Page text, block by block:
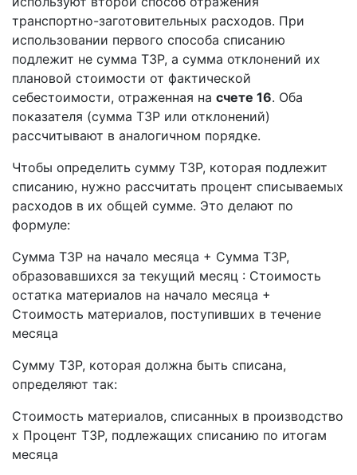
транспортно-заготовительных расходов. При
использовании первого способа списанию
подлежит не сумма ТЗР, а сумма отклонений их
плановой стоимости от фактической
себестоимости, отраженная на счете 16. Оба
показателя (сумма ТЗР или отклонений)
рассчитывают в аналогичном порядке.
Чтобы определить сумму ТЗР, которая подлежит
списанию, нужно рассчитать процент списываемых
расходов в их общей сумме. Это делают по
формуле:
Сумма ТЗР на начало месяца + Сумма ТЗР,
образовавшихся за текущий месяц : Стоимость
остатка материалов на начало месяца +
Стоимость материалов, поступивших в течение
месяца
Сумму ТЗР, которая должна быть списана,
определяют так:
Стоимость материалов, списанных в производство
х Процент ТЗР, подлежащих списанию по итогам
месяца